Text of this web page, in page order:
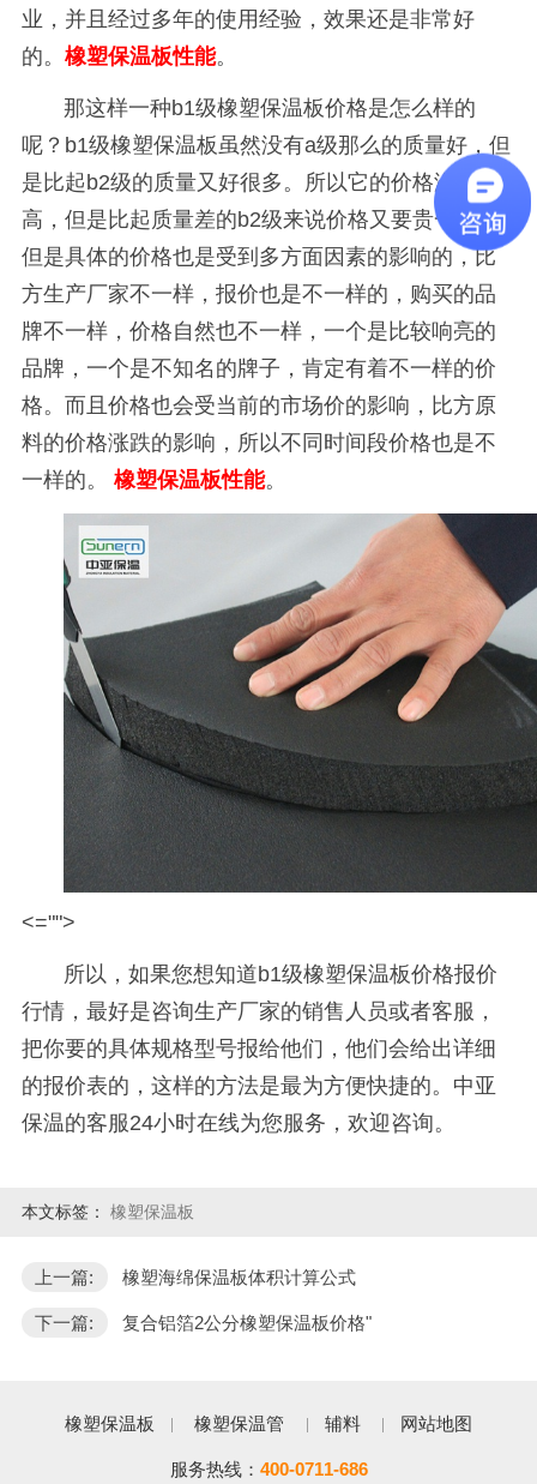
业，并且经过多年的使用经验，效果还是非常好
的。 橡塑保温板性能。
那这样一种b1级橡塑保温板价格是怎么样的
呢？ b1级橡塑保温板虽然没有a级那么的质量好，但
是比起b2级的质量又好很多。所以它的价格没有a级
高，但是比起质量差的b2级来说价格又要贵一些。
但是具体的价格也是受到多方面因素的影响的，比
方生产厂家不一样，报价也是不一样的，购买的品
牌不一样，价格自然也不一样，一个是比较响亮的
品牌，一个是不知名的牌子，肯定有着不一样的价
格。而且价格也会受当前的市场价的影响，比方原
料的价格涨跌的影响，所以不同时间段价格也是不
一样的。 橡塑保温板性能。
<="">
所以，如果您想知道b1级橡塑保温板价格报价
行情，最好是咨询生产厂家的销售人员或者客服，
把你要的具体规格型号报给他们，他们会给出详细
的报价表的，这样的方法是最为方便快捷的。中亚
保温的客服24小时在线为您服务，欢迎咨询。
本文标签： 橡塑保温板
上一篇: 橡塑海绵保温板体积计算公式
下一篇: 复合铝箔2公分橡塑保温板价格"
橡塑保温板 橡塑保温管 辅料 网站地图
服务热线： 400-0711-686